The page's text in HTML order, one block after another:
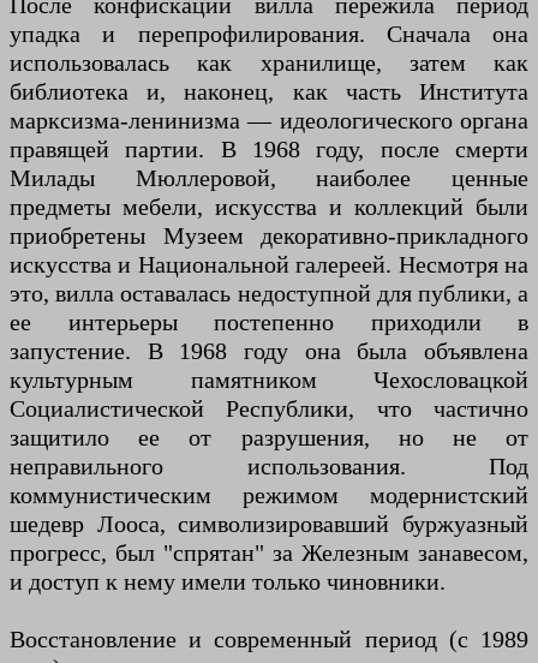
упадка и перепрофилирования. Сначала она
использовалась как хранилище, затем как
библиотека и, наконец, как часть Института
марксизма-ленинизма — идеологического органа
правящей партии. В 1968 году, после смерти
Милады Мюллеровой, наиболее ценные
предметы мебели, искусства и коллекций были
приобретены Музеем декоративно-прикладного
искусства и Национальной галереей. Несмотря на
это, вилла оставалась недоступной для публики, а
ее интерьеры постепенно приходили в
запустение. В 1968 году она была объявлена
культурным памятником Чехословацкой
Социалистической Республики, что частично
защитило ее от разрушения, но не от
неправильного использования. Под
коммунистическим режимом модернистский
шедевр Лооса, символизировавший буржуазный
прогресс, был "спрятан" за Железным занавесом,
и доступ к нему имели только чиновники.
Восстановление и современный период (с 1989